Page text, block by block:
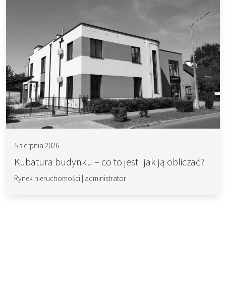
5 sierpnia 2026
Kubatura budynku – co to jest i jak ją obliczać?
Rynek nieruchomości| administrator